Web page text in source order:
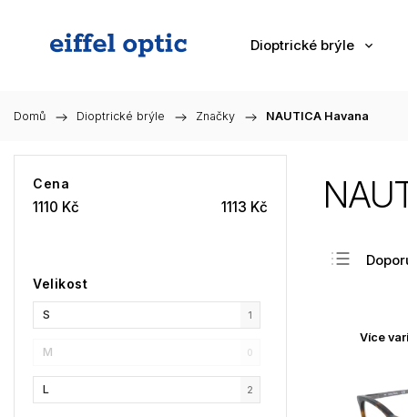
Dioptrické brýle
Domů / Dioptrické brýle / Značky / NAUTICA Havana
Cena
1110 Kč 1113 Kč
Velikost
S 1
M 0
L 2
Více